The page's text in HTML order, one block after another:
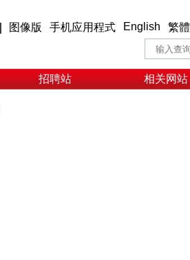
图像版 手机应用程式 English 繁體
招聘站 相关网站